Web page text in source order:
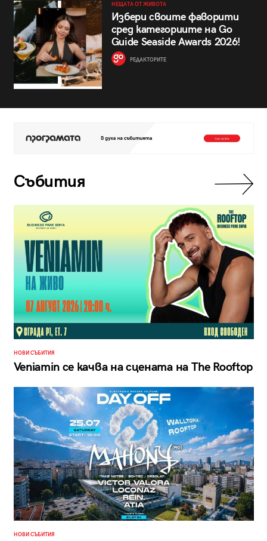
НЕЩАТА ОТ ЖИВОТА
Избери своите фаворити
сред категориите на Go
Guide Seaside Awards 2026!
РЕДАКТОРИТЕ
Събития
НОВИ СЪБИТИЯ
Veniamin се качва на сцената на The Rooftop
НОВИ СЪБИТИЯ